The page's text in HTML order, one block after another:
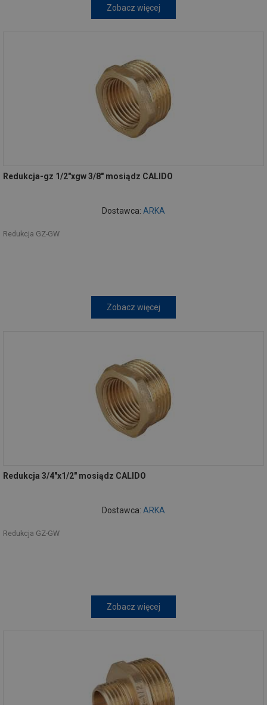
Zobacz więcej
Redukcja-gz 1/2"xgw 3/8" mosiądz CALIDO
Dostawca: ARKA
Redukcja GZ-GW
Zobacz więcej
Redukcja 3/4"x1/2" mosiądz CALIDO
Dostawca: ARKA
Redukcja GZ-GW
Zobacz więcej